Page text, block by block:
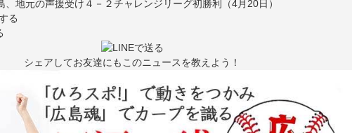
、地元の声援受け４－２チャレンジリーグ初勝利（4月20日）
シェアしてお友達にもこのニュースを教えよう！